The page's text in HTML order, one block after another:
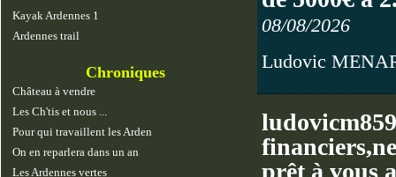
Kayak Ardennes 1
Ardennes trail
Chroniques
Château à vendre
Les Ch'tis et nous ...
Pour qui travaillent les Arden
On en reparlera dans un an
Les Ardennes vertes
08/08/2026
Ludovic
prêt à vous